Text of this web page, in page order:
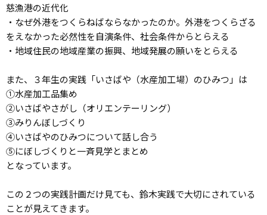
慈漁港の近代化
・なぜ外港をつくらねばならなかったのか。外港をつくらざる
をえなかった必然性を自演条件、社会条件からとらえる
・地域住民の地域産業の振興、地域発展の願いをとらえる
また、３年生の実践「いさばや（水産加工場）のひみつ」は
①水産加工品集め
②いさばやさがし（オリエンテーリング）
③みりんぼしづくり
④いさばやのひみつについて話し合う
⑤にぼしづくりと一斉見学とまとめ
となっています。
この２つの実践計画だけ見ても、鈴木実践で大切にされている
ことが見えてきます。